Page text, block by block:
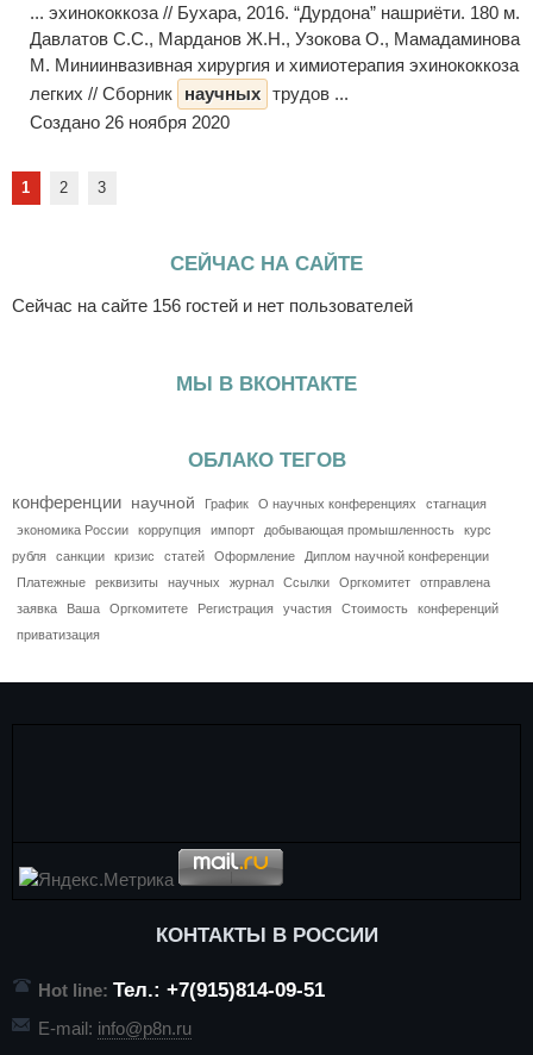
... эхинококкоза // Бухара, 2016. “Дурдона” нашриёти. 180 м.
Давлатов С.С., Марданов Ж.Н., Узокова О., Мамадаминова
М. Миниинвазивная хирургия и химиотерапия эхинококкоза
легких // Сборник
научных трудов ...
Создано 26 ноября 2020
1 2 3
СЕЙЧАС НА САЙТЕ
Сейчас на сайте 156 гостей и нет пользователей
МЫ В ВКОНТАКТЕ
ОБЛАКО ТЕГОВ
конференции научной График О научных конференциях
стагнация
экономика России
коррупция импорт добывающая промышленность
курс
рубля
санкции кризис статей Оформление
Диплом научной конференции
Платежные
реквизиты научных журнал Ссылки Оргкомитет
отправлена
заявка
Ваша Оргкомитете Регистрация участия Стоимость
конференций
приватизация
КОНТАКТЫ В РОССИИ
Hot line: Тел.: +7(915)814-09-51
E-mail: info@p8n.ru